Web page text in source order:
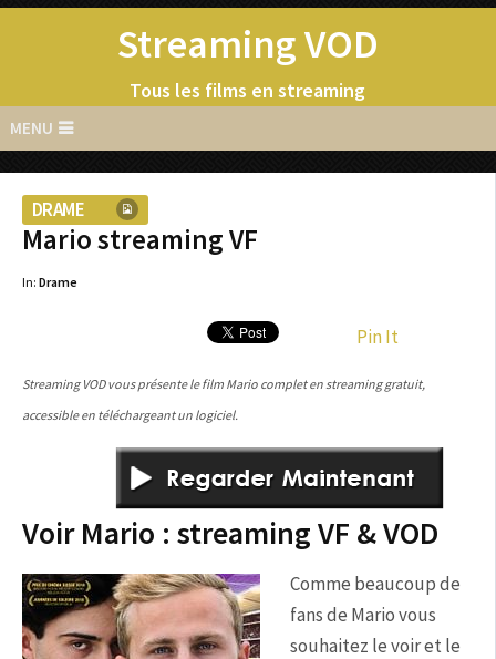
Streaming VOD
Tous les films en streaming
MENU
DRAME
Mario streaming VF
In: Drame
Pin It
Streaming VOD vous présente le film Mario complet en streaming gratuit,
accessible en téléchargeant un logiciel.
Voir Mario : streaming VF & VOD
Comme beaucoup de
fans de Mario vous
souhaitez le voir et le